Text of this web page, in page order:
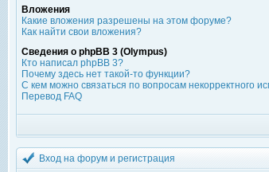
Вложения
Какие вложения разрешены на этом форуме?
Как найти свои вложения?
Сведения о phpBB 3 (Olympus)
Кто написал phpBB 3?
Почему здесь нет такой-то функции?
С кем можно связаться по вопросам некорректного
Перевод FAQ
Вход на форум и регистрация